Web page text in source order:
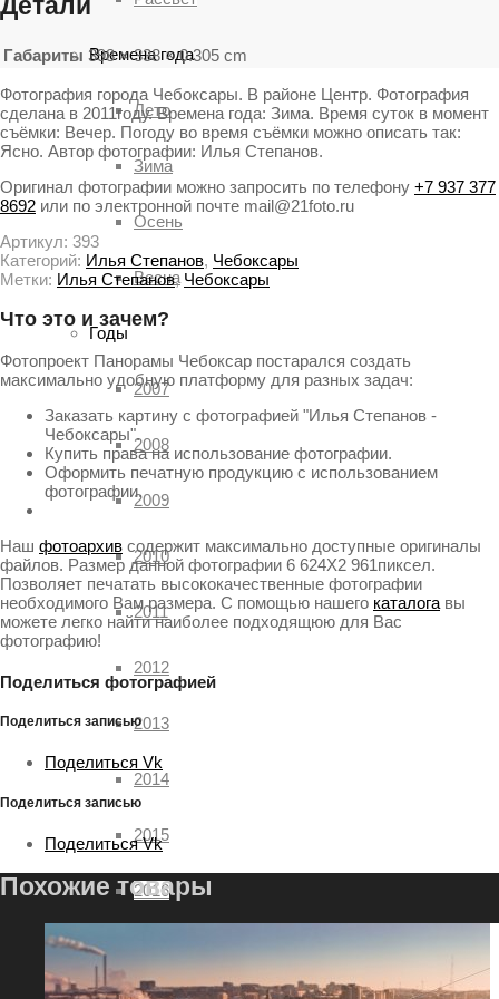
Времена года
Лето
Зима
Осень
Весна
Годы
2007
2008
2009
2010
2011
2012
2013
2014
2015
2016
Детали
Габариты 398 × 338 × 0.305 cm
Фотография города Чебоксары. В районе Центр. Фотография
сделана в 2011году. Времена года: Зима. Время суток в момент
съёмки: Вечер. Погоду во время съёмки можно описать так:
Ясно. Автор фотографии: Илья Степанов.
Оригинал фотографии можно запросить по телефону +7 937 377
8692 или по электронной почте mail@21foto.ru
Артикул: 393
Категорий: Илья Степанов, Чебоксары
Метки: Илья Степанов,Чебоксары
Что это и зачем?
Фотопроект Панорамы Чебоксар постарался создать
максимально удобную платформу для разных задач:
Заказать картину с фотографией "Илья Степанов -
Чебоксары".
Купить права на использование фотографии.
Оформить печатную продукцию с использованием
фотографии.
Наш фотоархив содержит максимально доступные оригиналы
файлов. Размер данной фотографии 6 624X2 961пиксел.
Позволяет печатать высококачественные фотографии
необходимого Вам размера. С помощью нашего каталога вы
можете легко найти наиболее подходящюю для Вас
фотографию!
Поделиться фотографией
Поделиться записью
Поделиться Vk
Поделиться записью
Поделиться Vk
Похожие товары